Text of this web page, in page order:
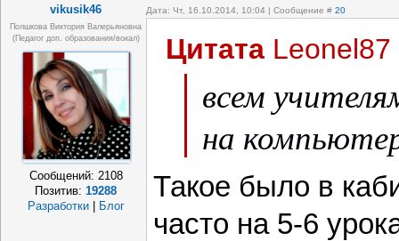
vikusik46 Дата: Чт, 16.10.2014, 10:04 | Сообщение # 20
Полшкова Виктория Валерьяновна
(педагог доп. образования/вокал)
Сообщений: 2108
Позитив:19288
Разработки
Блог
Цитата Leonel87
всем
на
Такое было в
часто на 5-6